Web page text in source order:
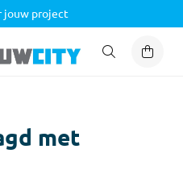
jouw project
met